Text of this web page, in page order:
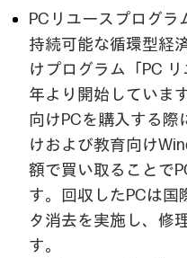
PCリユースプログラ
持続可能な循環型経
けプログラム「PC
年より開始していま
向けPCを購入する際
けおよび教育向け
額で買い取ることで
す。回収したPCは国
タ消去を実施し、修
す。